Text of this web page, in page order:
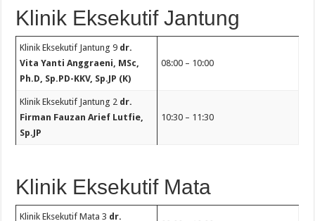
Klinik Eksekutif Jantung
Klinik Eksekutif Jantung 9 dr.
Vita Yanti Anggraeni, MSc,
Ph.D, Sp.PD-KKV, Sp.JP (K)
08:00 – 10:00
Klinik Eksekutif Jantung 2 dr.
Firman Fauzan Arief Lutfie,
Sp.JP
10:30 – 11:30
Klinik Eksekutif Mata
Klinik Eksekutif Mata 3 dr.